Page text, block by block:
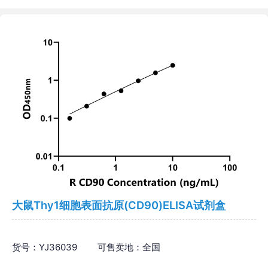
大鼠Thy1细胞表面抗原(CD90)ELISA试剂盒
货号：YJ36039 可售卖地：全国